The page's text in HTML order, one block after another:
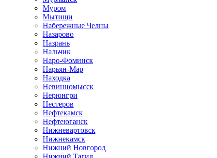
Муром
Мытищи
Набережные Челны
Назарово
Назрань
Нальчик
Наро-Фоминск
Нарьян-Мар
Находка
Невинномысск
Нерюнгри
Нестеров
Нефтекамск
Нефтеюганск
Нижневартовск
Нижнекамск
Нижний Новгород
Нижний Тагил